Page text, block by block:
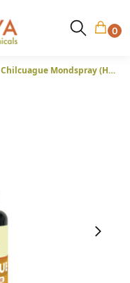
0
Chilcuague Mondspray (Heliopsis longipes) – Honing met Mandarijn- 30ml